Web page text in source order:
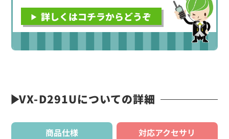
詳しくはコチラからどうぞ
VX-D291Uについての詳細
商品仕様 対応アクセサリ